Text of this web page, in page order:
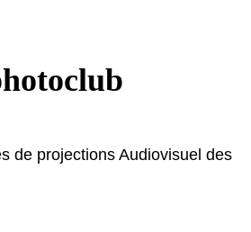
de projections Audiovisuel des